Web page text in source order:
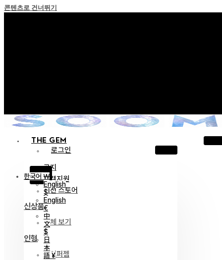
콘텐츠로 건너뛰기
THE GEM
로그인
X
공지
고객지원
이전 스토어
신상품
전체 보기
인형
하이퍼젬
한국어 ￦
English
$
English
€
中
文
$
日
本
語 ¥